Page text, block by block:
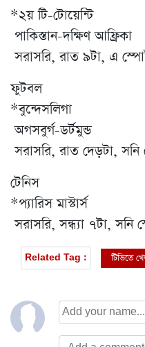
*২য় টি-টোয়েন্টি
পাকিস্তান-দক্ষিণ আফ্রিকা
সরাসরি, রাত ৯টা, এ
ফুটবল
*বুন্দেসলিগা
অগসবুর্গ-ডর্টমুন্ড
সরাসরি, রাত দেড়টা, সনি
টেনিস
*প্যারিস মাস্টার্স
সরাসরি, সন্ধ্যা ৭টা, সনি
Related Tag : টিভিতে